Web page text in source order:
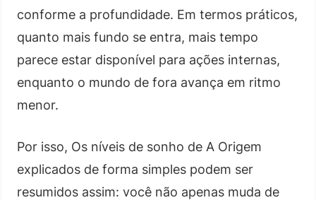
conforme a profundidade. Em termos práticos,
quanto mais fundo se entra, mais tempo
parece estar disponível para ações internas,
enquanto o mundo de fora avança em ritmo
menor.
Por isso, Os níveis de sonho de A Origem
explicados de forma simples podem ser
resumidos assim: você não apenas muda de